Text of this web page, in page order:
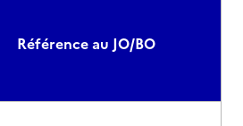
Référence au JO/BO